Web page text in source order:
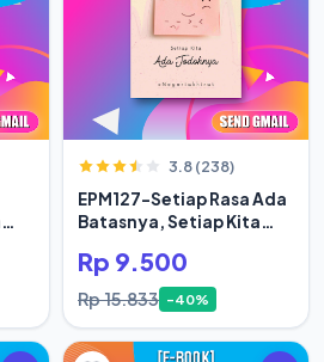
3.8 (238)
EPM127-Setiap Rasa Ada
Batasnya, Setiap Kita
Rp 9.500
Rp 15.833 -40%